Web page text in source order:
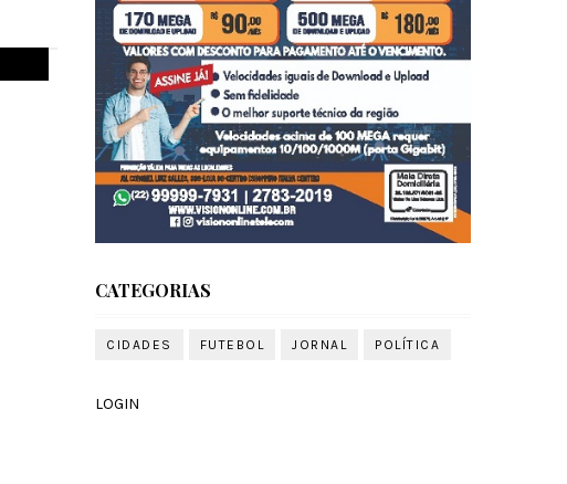
CATEGORIAS
CIDADES FUTEBOL JORNAL POLÍTICA
LOGIN